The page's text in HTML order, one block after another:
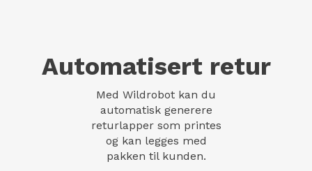
Automatisert retur
Med Wildrobot kan du
automatisk generere
returlapper som printes
og kan legges med
pakken til kunden.